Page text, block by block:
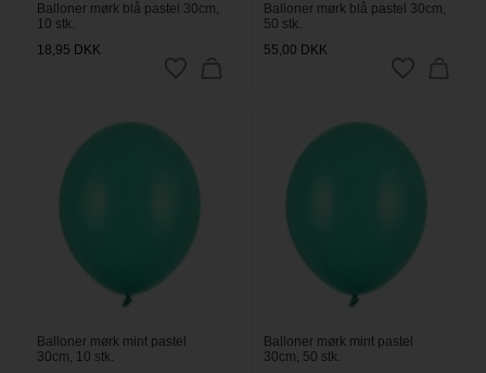
Balloner mørk blå pastel 30cm,
10 stk.
18,95 DKK
Balloner mørk blå pastel 30cm,
50 stk.
55,00 DKK
Balloner mørk mint pastel
30cm, 10 stk.
Balloner mørk mint pastel
30cm, 50 stk.